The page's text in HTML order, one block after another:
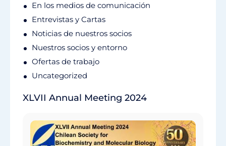
En los medios de comunicación
Entrevistas y Cartas
Noticias de nuestros socios
Nuestros socios y entorno
Ofertas de trabajo
Uncategorized
XLVII Annual Meeting 2024